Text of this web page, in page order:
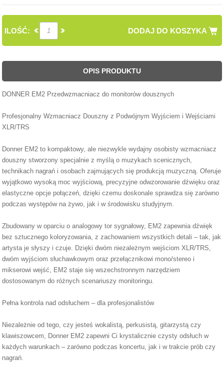
DODAJ DO KOSZYKA
ILOŚĆ:
OPIS PRODUKTU
DONNER EM2 Przedwzmacniacz do monitorów dousznych
Profesjonalny Wzmacniacz Douszny z Podwójnym Wyjściem i Wejściami
XLR/TRS
Donner EM2 to kompaktowy, ale niezwykle wydajny osobisty wzmacniacz
douszny stworzony specjalnie z myślą o muzykach scenicznych,
technikach nagrań i osobach zajmujących się produkcją muzyczną. Oferuje
wyjątkowo wysoką moc wyjściową, precyzyjne odwzorowanie dźwięku oraz
elastyczne opcje połączeń, dzięki czemu doskonale sprawdza się zarówno
podczas występów na żywo, jak i w środowisku studyjnym.
Zbudowany w oparciu o analogowy tor sygnałowy, EM2 zapewnia dźwięk
bez sztucznego koloryzowania, z zachowaniem wszystkich detali – tak, jak
artysta je słyszy i czuje. Dzięki dwóm niezależnym wejściom XLR/TRS,
dwóm wyjściom słuchawkowym oraz przełącznikowi mono/stereo i
mikserowi wejść, EM2 staje się wszechstronnym narzędziem
dostosowanym do różnych scenariuszy monitoringu.
Pełna kontrola nad odsłuchem – dla profesjonalistów
Niezależnie od tego, czy jesteś wokalistą, perkusistą, gitarzystą czy
klawiszowcem, Donner EM2 zapewni Ci krystalicznie czysty odsłuch w
każdych warunkach – zarówno podczas koncertu, jak i w trakcie prób czy
nagrań.